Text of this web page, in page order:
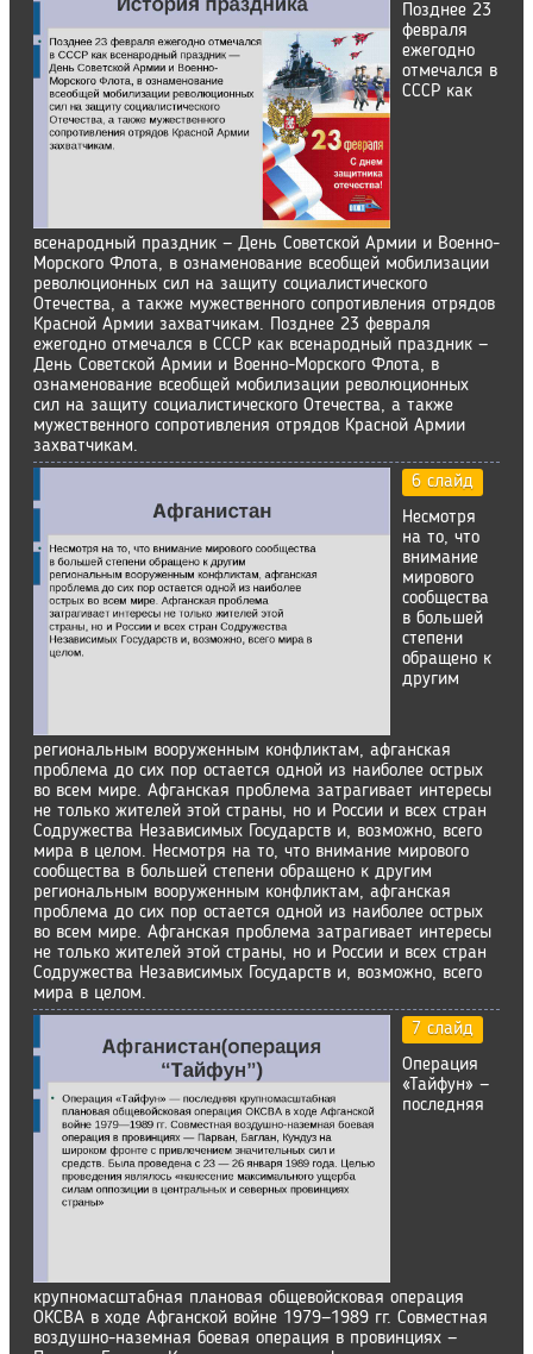
Позднее 23
февраля
ежегодно
отмечался в
СССР как
всенародный праздник — День Советской Армии и Военно-
Морского Флота, в ознаменование всеобщей мобилизации
революционных сил на защиту социалистического
Отечества, а также мужественного сопротивления отрядов
Красной Армии захватчикам. Позднее 23 февраля
ежегодно отмечался в СССР как всенародный праздник —
День Советской Армии и Военно-Морского Флота, в
ознаменование всеобщей мобилизации революционных
сил на защиту социалистического Отечества, а также
мужественного сопротивления отрядов Красной Армии
захватчикам.
6 слайд
Несмотря
на то, что
внимание
мирового
сообщества
в большей
степени
обращено к
другим
региональным вооруженным конфликтам, афганская
проблема до сих пор остается одной из наиболее острых
во всем мире. Афганская проблема затрагивает интересы
не только жителей этой страны, но и России и всех стран
Содружества Независимых Государств и, возможно, всего
мира в целом. Несмотря на то, что внимание мирового
сообщества в большей степени обращено к другим
региональным вооруженным конфликтам, афганская
проблема до сих пор остается одной из наиболее острых
во всем мире. Афганская проблема затрагивает интересы
не только жителей этой страны, но и России и всех стран
Содружества Независимых Государств и, возможно, всего
мира в целом.
7 слайд
Операция
«Тайфун» —
последняя
крупномасштабная плановая общевойсковая операция
ОКСВА в ходе Афганской войне 1979—1989 гг. Совместная
воздушно-наземная боевая операция в провинциях —